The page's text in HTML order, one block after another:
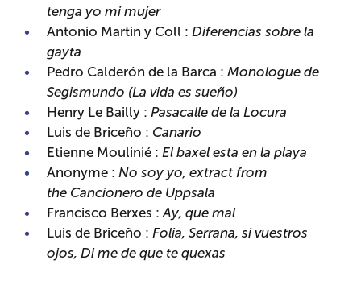
tenga yo mi mujer
Antonio Martin y Coll :Diferencias sobre la
gayta
Pedro Calderón de la Barca :Monologue de
Segismundo (La vida es sueño)
Henry Le Bailly :Pasacalle de la Locura
Luis de Briceño : Canario
Etienne Moulinié :El baxel esta en la playa
Anonyme :No soy yo, extract from
the Cancionero de Uppsala
Francisco Berxes :Ay, que mal
Luis de Briceño :Folia, Serrana, si vuestros
ojos, Di me de que te quexas